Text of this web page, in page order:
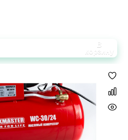
В
корзину